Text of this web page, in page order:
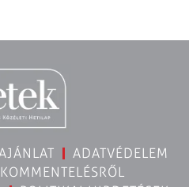
ADATVÉDELEM